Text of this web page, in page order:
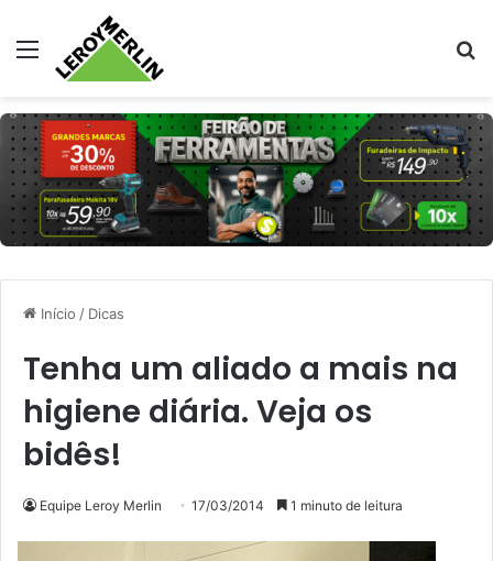
Menu
Início / Dicas
Tenha um aliado a mais na
higiene diária. Veja os
bidês!
Equipe Leroy Merlin 17/03/2014 1 minuto de leitura